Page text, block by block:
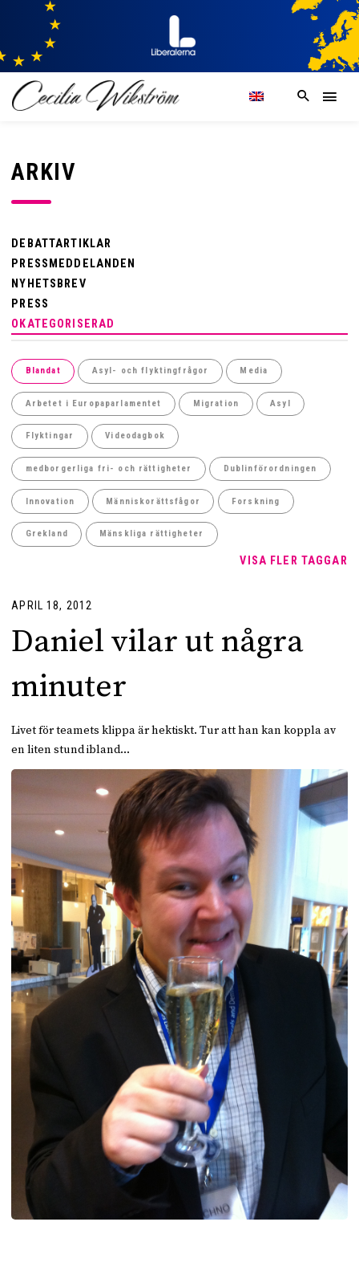
ARKIV
DEBATTARTIKLAR
PRESSMEDDELANDEN
NYHETSBREV
PRESS
OKATEGORISERAD
Blandat Asyl- och flyktingfrågor Media
Arbetet i Europaparlamentet Migration Asyl
Flyktingar Videodagbok
medborgerliga fri- och rättigheter Dublinförordningen
Innovation Människorättsfågor Forskning
Grekland Mänskliga rättigheter
VISA FLER TAGGAR
APRIL 18, 2012
Daniel vilar ut några
minuter
Livet för teamets klippa är hektiskt. Tur att han kan koppla av
en liten stund ibland…